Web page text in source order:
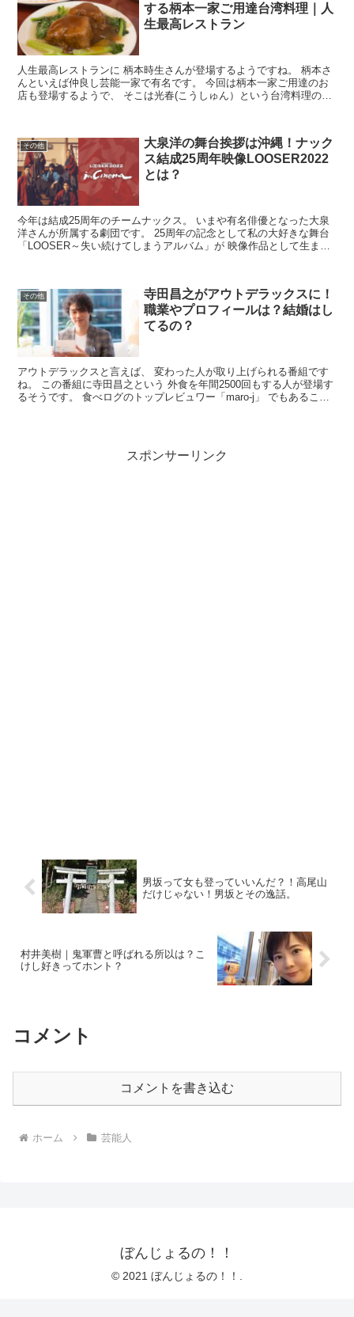
する柄本一家ご用達台湾料理｜人
生最高レストラン
人生最高レストランに 柄本時生さんが登場するようですね。 柄本さ
んといえば仲良し芸能一家で有名です。 今回は柄本一家ご用達のお
店も登場するようで、 そこは光春(こうしゅん）という台湾料理のお
その他
大泉洋の舞台挨拶は沖縄！ナック
ス結成25周年映像LOOSER2022
とは？
今年は結成25周年のチームナックス。 いまや有名俳優となった大泉
洋さんが所属する劇団です。 25周年の記念として私の大好きな舞台
「LOOSER～失い続けてしまうアルバム」が 映像作品として生まれ
その他
寺田昌之がアウトデラックスに！
職業やプロフィールは？結婚はし
てるの？
アウトデラックスと言えば、 変わった人が取り上げられる番組です
ね。 この番組に寺田昌之という 外食を年間2500回もする人が登場す
るそうです。 食べログのトップレビュワー「maro-j」 でもあるこの
スポンサーリンク
男坂って女も登っていいんだ？！高尾山
だけじゃない！男坂とその逸話。
村井美樹｜鬼軍曹と呼ばれる所以は？こ
けし好きってホント？
コメント
コメントを書き込む
ホーム 芸能人
ぼんじょるの！！
© 2021 ぼんじょるの！！.